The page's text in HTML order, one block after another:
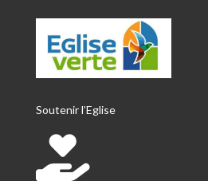
Soutenir l’Eglise